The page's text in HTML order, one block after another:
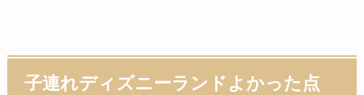
子連れディズニーランドよかった点